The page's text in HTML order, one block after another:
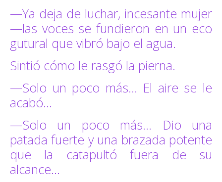
—Ya deja de luchar, incesante mujer
—las voces se fundieron en un eco
gutural que vibró bajo el agua.
Sintió cómo le rasgó la pierna.
—Solo un poco más… El aire se le
acabó…
—Solo un poco más… Dio una
patada fuerte y una brazada potente
que la catapultó fuera de su
alcance…